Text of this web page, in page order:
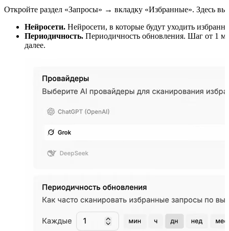
Откройте раздел «Запросы» → вкладку «Избранные». Здесь
Нейросети. Нейросети, в которые будут уходить
Периодичность. Периодичность обновления. Шаг от 1
далее.